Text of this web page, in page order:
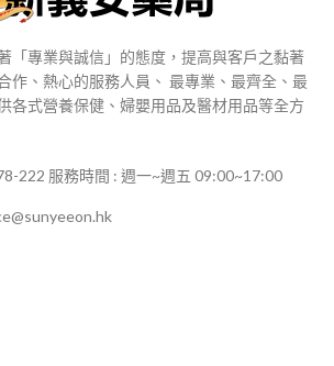
「專業與誠信」的態度，提高與客戶之黏著
作、熱心的服務人員、 最專業、最齊全、最
各式營養保健、婦嬰用品及醫材用品等全方
222 服務時間 : 週一~週五 09:00~17:00